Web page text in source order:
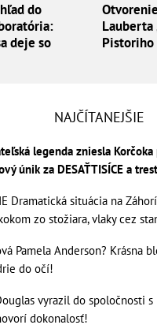
do
deje so
Lauberta
Pistoriho
NAJČÍTANEJŠIE
legenda zniesla
únik za DESAŤTISÍCE a
Dramatická situácia na
zo stožiara, vlaky cez
Pamela Anderson? Krásna
do očí!
vyrazil do spoločnosti
dokonalosť!